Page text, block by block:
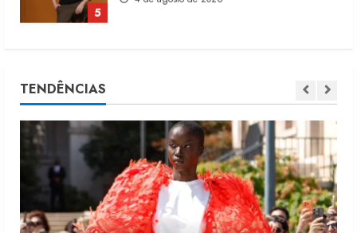
1
6 de agosto de 2026
2
Fakini prevê R$345 milhões de
receita em 2026
4 de agosto de 2026
TENDÊNCIAS